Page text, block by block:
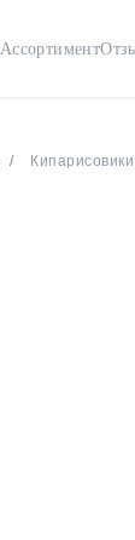
Ассортимент